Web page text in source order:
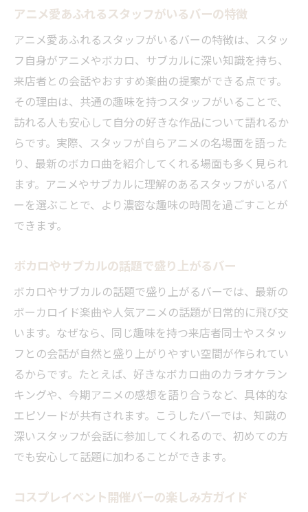
アニメ愛あふれるスタッフがいるバーの特徴
アニメ愛あふれるスタッフがいるバーの特徴は、スタッ
フ自身がアニメやボカロ、サブカルに深い知識を持ち、
来店者との会話やおすすめ楽曲の提案ができる点です。
その理由は、共通の趣味を持つスタッフがいることで、
訪れる人も安心して自分の好きな作品について語れるか
らです。実際、スタッフが自らアニメの名場面を語った
り、最新のボカロ曲を紹介してくれる場面も多く見られ
ます。アニメやサブカルに理解のあるスタッフがいるバ
ーを選ぶことで、より濃密な趣味の時間を過ごすことが
できます。
ボカロやサブカルの話題で盛り上がるバー
ボカロやサブカルの話題で盛り上がるバーでは、最新の
ボーカロイド楽曲や人気アニメの話題が日常的に飛び交
います。なぜなら、同じ趣味を持つ来店者同士やスタッ
フとの会話が自然と盛り上がりやすい空間が作られてい
るからです。たとえば、好きなボカロ曲のカラオケラン
キングや、今期アニメの感想を語り合うなど、具体的な
エピソードが共有されます。こうしたバーでは、知識の
深いスタッフが会話に参加してくれるので、初めての方
でも安心して話題に加わることができます。
コスプレイベント開催バーの楽しみ方ガイド